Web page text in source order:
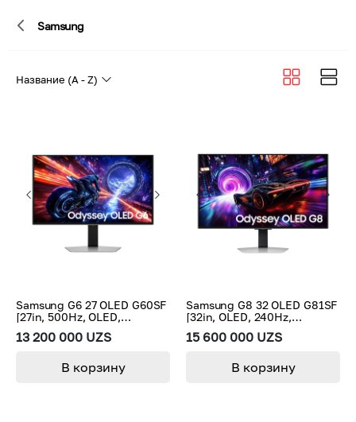
Samsung
13 200 000 UZS
Samsung G6 27 OLED G60SF
[27in, 500Hz, OLED,
В корзину
15 600 000 UZS
Samsung G8 32 OLED G81SF
[32in, OLED, 240Hz,
В корзину